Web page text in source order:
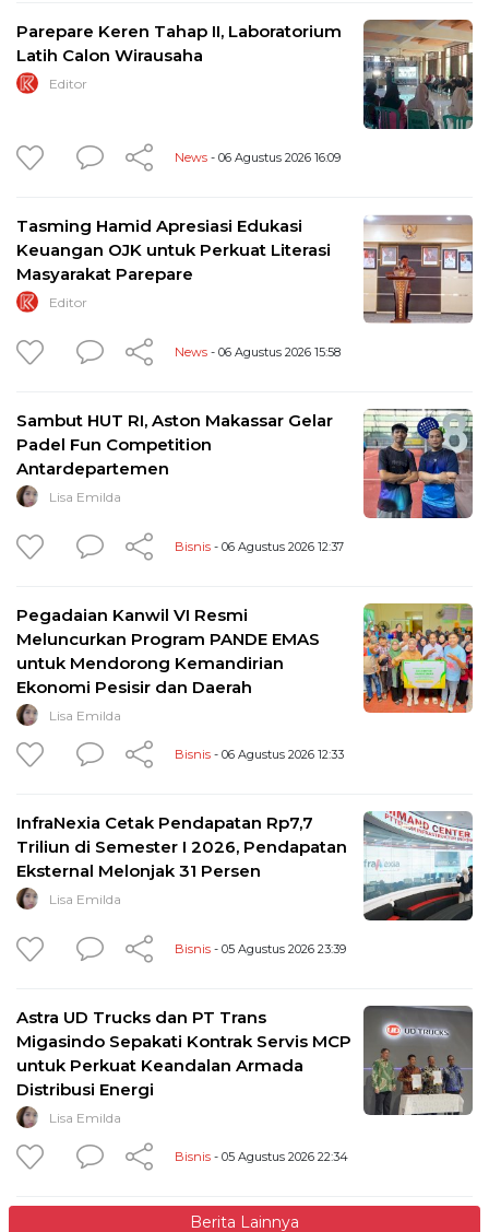
Parepare Keren Tahap II, Laboratorium
Latih Calon Wirausaha
Editor
News - 06 Agustus 2026 16:09
Tasming Hamid Apresiasi Edukasi
Keuangan OJK untuk Perkuat Literasi
Masyarakat Parepare
Editor
News - 06 Agustus 2026 15:58
Sambut HUT RI, Aston Makassar Gelar
Padel Fun Competition
Antardepartemen
Lisa Emilda
Bisnis - 06 Agustus 2026 12:37
Pegadaian Kanwil VI Resmi
Meluncurkan Program PANDE EMAS
untuk Mendorong Kemandirian
Ekonomi Pesisir dan Daerah
Lisa Emilda
Bisnis - 06 Agustus 2026 12:33
InfraNexia Cetak Pendapatan Rp7,7
Triliun di Semester I 2026, Pendapatan
Eksternal Melonjak 31 Persen
Lisa Emilda
Bisnis - 05 Agustus 2026 23:39
Astra UD Trucks dan PT Trans
Migasindo Sepakati Kontrak Servis MCP
untuk Perkuat Keandalan Armada
Distribusi Energi
Lisa Emilda
Bisnis - 05 Agustus 2026 22:34
Berita Lainnya